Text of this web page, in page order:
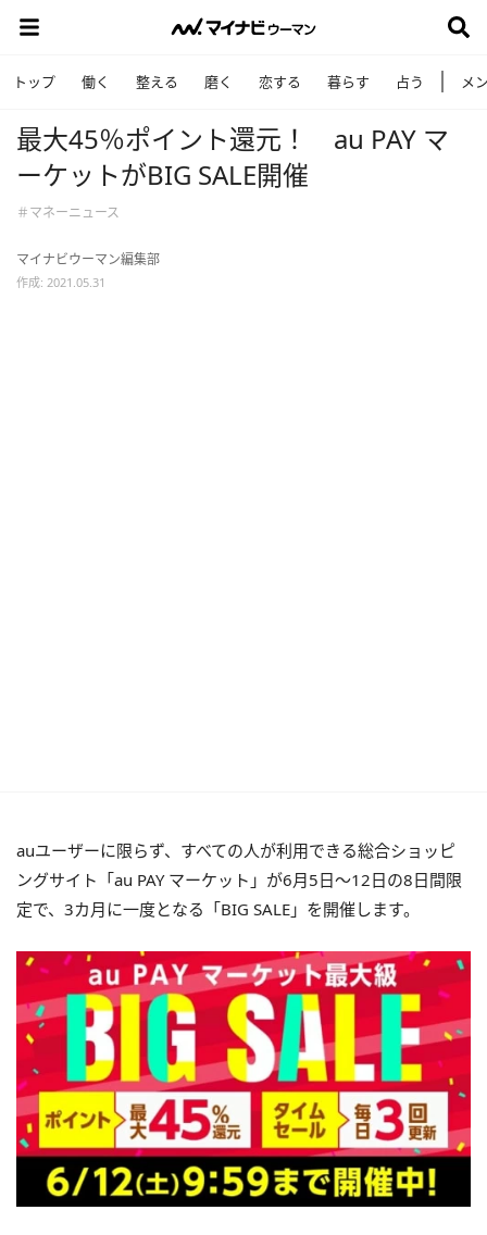
トップ 働く 整える 磨く 恋する 暮らす 占う メ
最大45％ポイント還元！ au PAY マ
ーケットがBIG SALE開催
＃マネーニュース
マイナビウーマン編集部
作成: 2021.05.31
auユーザーに限らず、すべての人が利用できる総合ショッピ
ングサイト「au PAY マーケット」が6月5日～12日の8日間限
定で、3カ月に一度となる「BIG SALE」を開催します。